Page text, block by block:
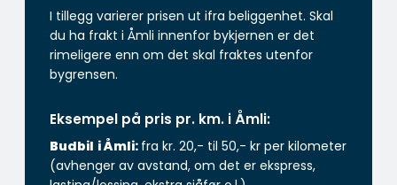
I tillegg varierer prisen ut ifra beliggenhet. Skal
du ha frakt i Åmli innenfor bykjernen er det
rimeligere enn om det skal fraktes utenfor
bygrensen.
Eksempel på pris pr. km. i Åmli:
Budbil i Åmli: fra kr. 20,- til 50,- kr per kilometer
(avhenger av avstand, om det er ekspress,